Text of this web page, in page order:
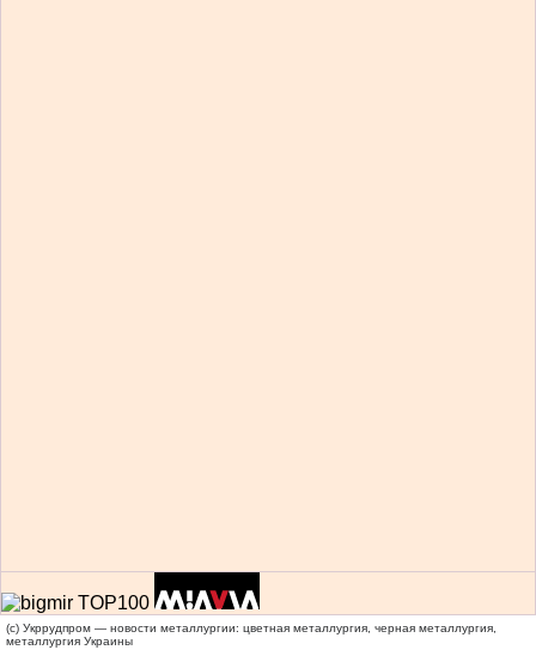
(c) Укррудпром — новости металлургии: цветная металлургия, черная металлургия,
металлургия Украины